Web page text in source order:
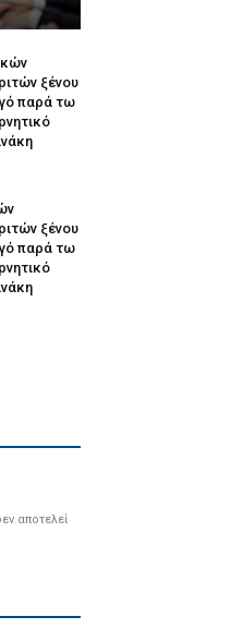
ξένου
παρά τω
ξένου
παρά τω
αποτελεί